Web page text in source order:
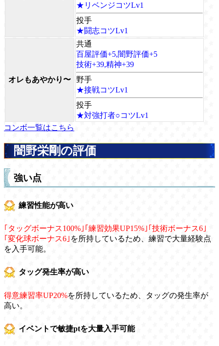
★リベンジコツLv1
投手
★闘志コツLv1
オレもあやかり〜
共通
百屋評価+5,闇野評価+5
技術+39,精神+39
野手
★接戦コツLv1
投手
★対強打者○コツLv1
コンボ一覧はこちら
闇野栄剛の評価
強い点
練習性能が高い
｢タッグボーナス100%｣｢練習効果UP15%｣｢技術ボーナス6｣
｢変化球ボーナス6｣ を所持しているため、練習で大量経験点
を入手可能。
タッグ発生率が高い
得意練習率UP20%を所持しているため、タッグの発生率が
高い。
イベントで敏捷ptを大量入手可能